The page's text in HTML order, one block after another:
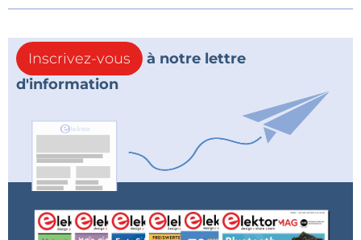
Inscrivez-vous
à notre lettre
d'information